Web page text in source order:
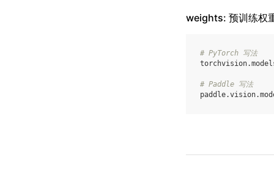
weights: 预训练权
# PyTorch 写法
torchvision.
# Paddle 写法
paddle.vision.